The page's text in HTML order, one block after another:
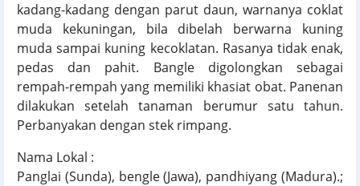
kadang-kadang dengan parut daun, warnanya coklat
muda kekuningan, bila dibelah berwarna kuning
muda sampai kuning kecoklatan. Rasanya tidak enak,
pedas dan pahit. Bangle digolongkan sebagai
rempah-rempah yang memiliki khasiat obat. Panenan
dilakukan setelah tanaman berumur satu tahun.
Perbanyakan dengan stek rimpang.
Nama Lokal :
Panglai (Sunda), bengle (Jawa), pandhiyang (Madura).;